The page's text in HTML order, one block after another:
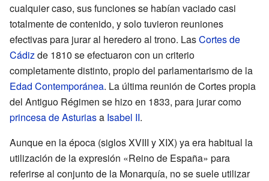
cualquier caso, sus funciones se habían vaciado casi
totalmente de contenido, y solo tuvieron reuniones
efectivas para jurar al heredero al trono. LasCortes de
Cádizde 1810 se efectuaron con un criterio
completamente distinto, propio del parlamentarismo de la
Edad Contemporánea. La última reunión de Cortes propia
del Antiguo Régimen se hizo en 1833, para jurar como
princesa de Asturiasa Isabel II.
Aunque en la época (siglosXVIII yXIX) ya era habitual la
utilización de la expresión «Reino de España» para
referirse al conjunto de la Monarquía, no se suele utilizar